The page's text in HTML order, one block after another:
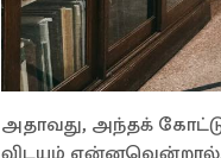
அதாவது, அந்தக்